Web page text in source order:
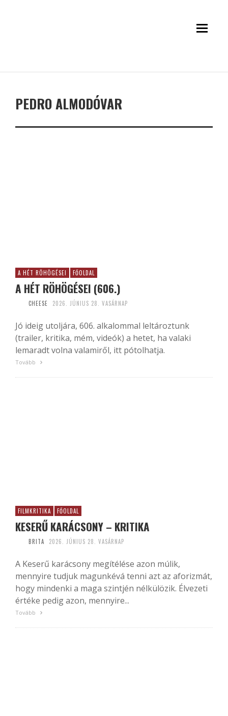
PEDRO ALMODÓVAR
A HÉT RÖHÖGÉSEI FŐOLDAL
A HÉT RÖHÖGÉSEI (606.)
CHEESE 2026. JÚNIUS 28. VASÁRNAP
Jó ideig utoljára, 606. alkalommal leltároztunk
(trailer, kritika, mém, videók) a hetet, ha valaki
lemaradt volna valamiről, itt pótolhatja.
Tovább
FILMKRITIKA FŐOLDAL
KESERŰ KARÁCSONY – KRITIKA
BRITA 2026. JÚNIUS 28. VASÁRNAP
A Keserű karácsony megítélése azon múlik,
mennyire tudjuk magunkévá tenni azt az aforizmát,
hogy mindenki a maga szintjén nélkülözik. Élvezeti
értéke pedig azon, mennyire...
Tovább